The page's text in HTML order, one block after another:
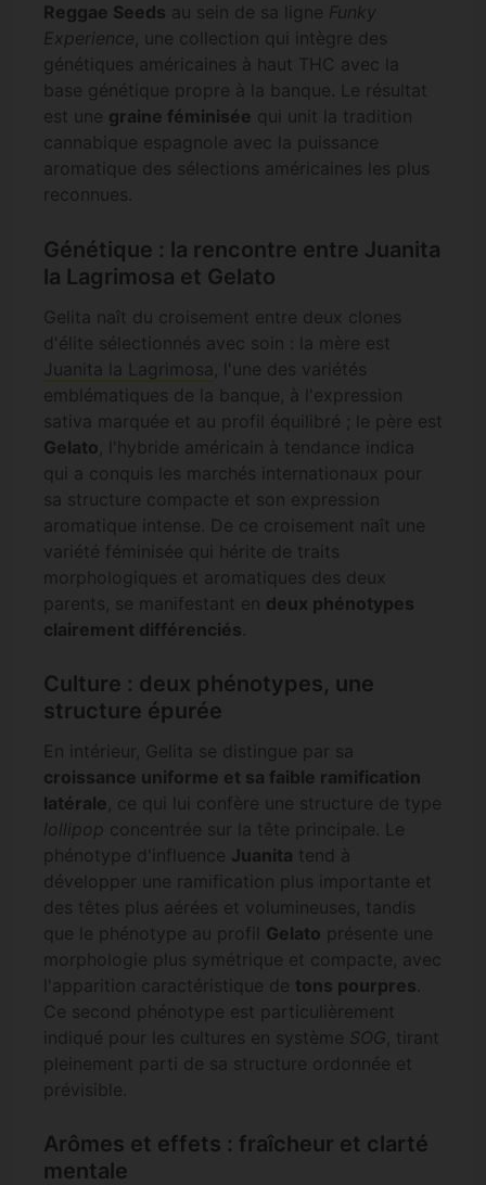
Reggae Seeds au sein de sa ligne Funky
Experience, une collection qui intègre des
génétiques américaines à haut THC avec la
base génétique propre à la banque. Le résultat
est une graine féminisée qui unit la tradition
cannabique espagnole avec la puissance
aromatique des sélections américaines les plus
reconnues.
Génétique : la rencontre entre Juanita
la Lagrimosa et Gelato
Gelita naît du croisement entre deux clones
d'élite sélectionnés avec soin : la mère est
Juanita la Lagrimosa , l'une des variétés
emblématiques de la banque, à l'expression
sativa marquée et au profil équilibré ; le père est
Gelato , l'hybride américain à tendance indica
qui a conquis les marchés internationaux pour
sa structure compacte et son expression
aromatique intense. De ce croisement naît une
variété féminisée qui hérite de traits
morphologiques et aromatiques des deux
parents, se manifestant en deux phénotypes
clairement différenciés
Culture : deux phénotypes, une
structure épurée
En intérieur, Gelita se distingue par sa
croissance uniforme et sa faible ramification
latérale , ce qui lui confère une structure de type
lollipop concentrée sur la tête principale. Le
phénotype d'influence Juanita tend à
développer une ramification plus importante et
des têtes plus aérées et volumineuses, tandis
que le phénotype au profil Gelato présente une
morphologie plus symétrique et compacte, avec
l'apparition caractéristique de tons pourpres
Ce second phénotype est particulièrement
indiqué pour les cultures en système SOG , tirant
pleinement parti de sa structure ordonnée et
prévisible.
Arômes et effets : fraîcheur et clarté
mentale